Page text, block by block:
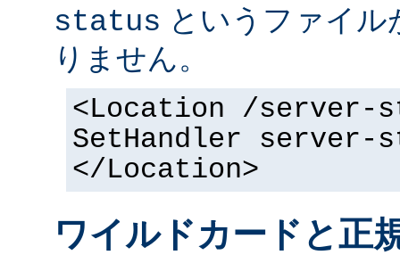
status というファイ
りません。
<Location /server-
SetHandler server-
</Location>
ワイルドカードと正